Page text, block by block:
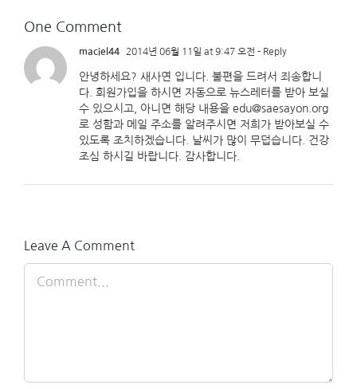
One Comment
maciel44 2014년 06월 11일 at 9:47 오전 - Reply
안녕하세요? 새사연 입니다. 불편을 드려서 죄송합니
다. 회원가입을 하시면 자동으로 뉴스레터를 받아 보실
수 있으시고, 아니면 해당 내용을 edu@saesayon.org
로 성함과 메일 주소를 알려주시면 저희가 받아보실 수
있도록 조치하겠습니다. 날씨가 많이 무덥습니다. 건강
조심 하시길 바랍니다. 감사합니다.
Leave A Comment